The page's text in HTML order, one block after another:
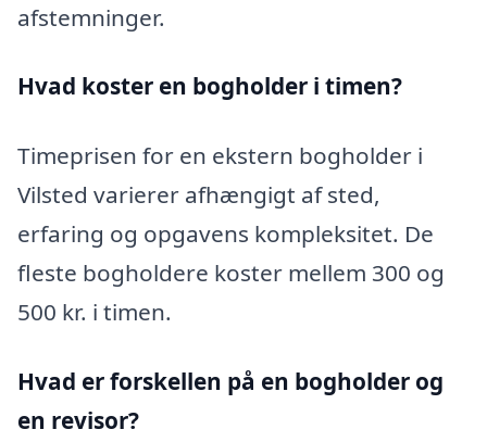
afstemninger.
Hvad koster en bogholder i timen?
Timeprisen for en ekstern bogholder i
Vilsted varierer afhængigt af sted,
erfaring og opgavens kompleksitet. De
fleste bogholdere koster mellem 300 og
500 kr. i timen.
Hvad er forskellen på en bogholder og
en revisor?